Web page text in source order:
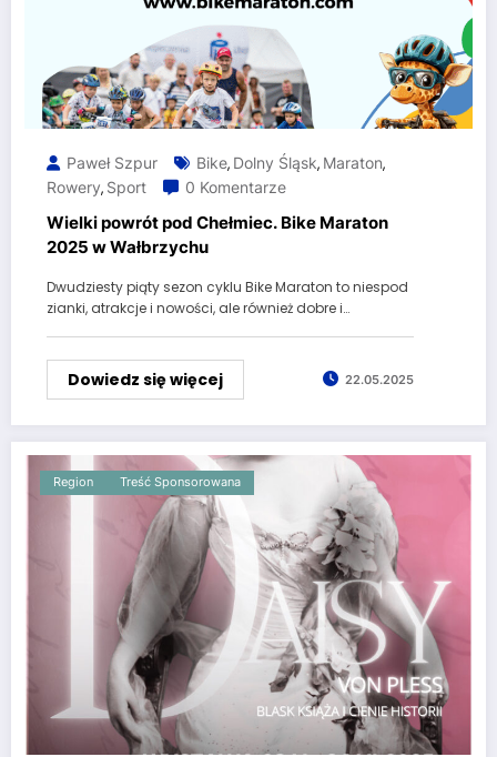
Paweł Szpur Bike, Dolny Śląsk, Maraton,
Rowery, Sport 0 Komentarze
Wielki powrót pod Chełmiec. Bike Maraton
2025 w Wałbrzychu
Dwudziesty piąty sezon cyklu Bike Maraton to niespod
zianki, atrakcje i nowości, ale również dobre i…
Dowiedz się więcej 22.05.2025
Region Treść Sponsorowana